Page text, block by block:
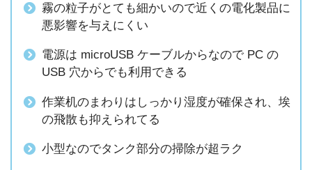
霧の粒子がとても細かいので近くの電化製品に
悪影響を与えにくい
電源は microUSB ケーブルからなので PC の
USB 穴からでも利用できる
作業机のまわりはしっかり湿度が確保され、埃
の飛散も抑えられてる
小型なのでタンク部分の掃除が超ラク